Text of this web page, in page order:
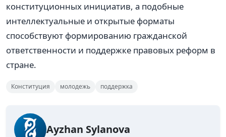
конституционных инициатив, а подобные
интеллектуальные и открытые форматы
способствуют формированию гражданской
ответственности и поддержке правовых реформ в
стране.
Конституция молодежь поддержка
Ayzhan Sylanova